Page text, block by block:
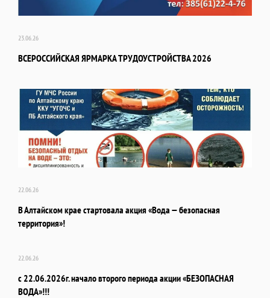
23.06.26
ВСЕРОССИЙСКАЯ ЯРМАРКА ТРУДОУСТРОЙСТВА 2026
22.06.26
В Алтайском крае стартовала акция «Вода — безопасная
территория»!
22.06.26
с 22.06.2026г. начало второго периода акции «БЕЗОПАСНАЯ
ВОДА»!!!